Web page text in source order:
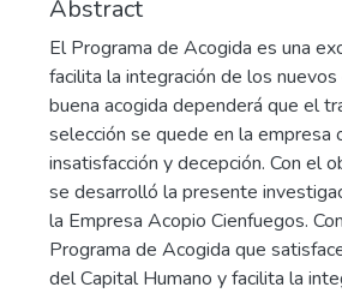
Abstract
El Programa de Acogida es una
facilita la integración de los
buena acogida dependerá que el
selección se quede en la empresa
insatisfacción y decepción. Con el
se desarrolló la presente
la Empresa Acopio Cienfuegos.
Programa de Acogida que
del Capital Humano y facilita la